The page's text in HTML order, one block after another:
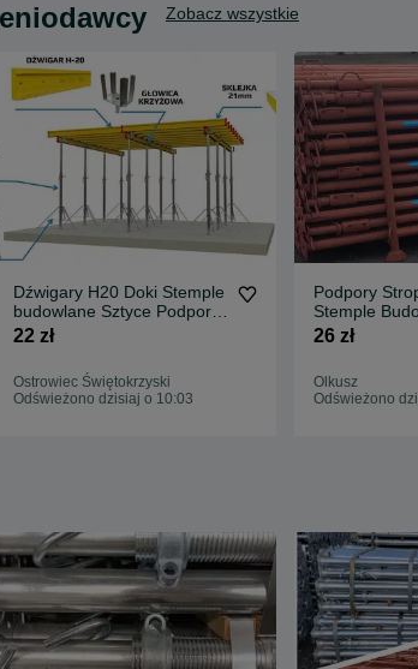
Zobacz wszystkie
Dźwigary H20 Doki Stemple
budowlane Sztyce Podpory
Stropowe Głowice krzyżowe
Płyta topolowa sklejka
budowlana doki
22 zł
Ostrowiec Świętokrzyski
Odświeżono dzisiaj o 10:03
Podpory
Stemple
szalunkowe
26 zł
Olkusz
Odświeżono